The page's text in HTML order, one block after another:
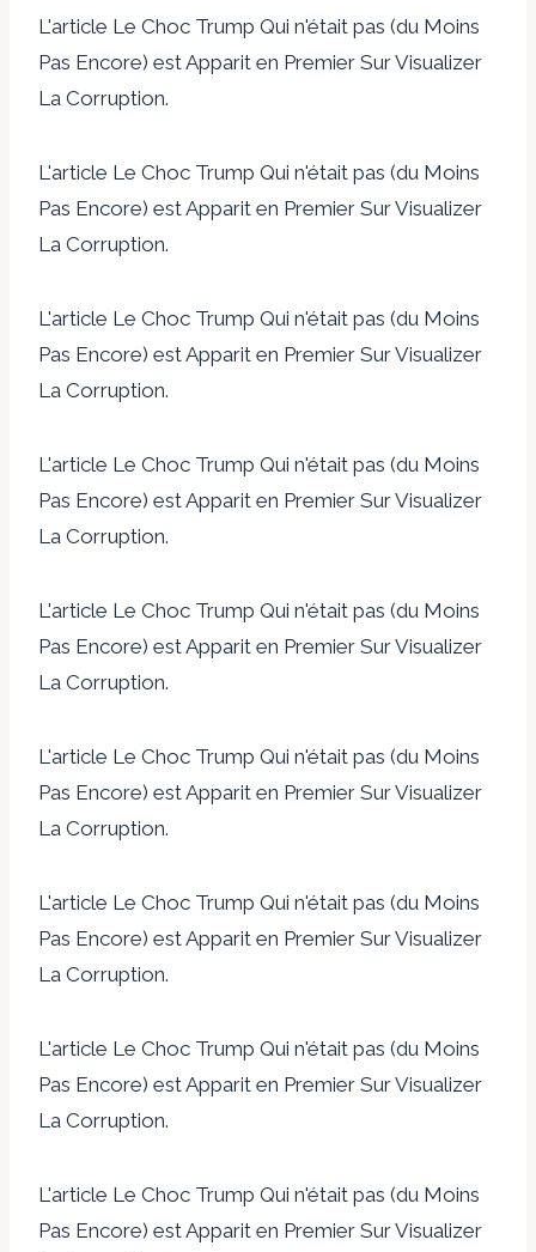
L'article Le Choc Trump Qui n'était pas (du Moins
Pas Encore) est Apparit en Premier Sur Visualizer
La Corruption.
L'article Le Choc Trump Qui n'était pas (du Moins
Pas Encore) est Apparit en Premier Sur Visualizer
La Corruption.
L'article Le Choc Trump Qui n'était pas (du Moins
Pas Encore) est Apparit en Premier Sur Visualizer
La Corruption.
L'article Le Choc Trump Qui n'était pas (du Moins
Pas Encore) est Apparit en Premier Sur Visualizer
La Corruption.
L'article Le Choc Trump Qui n'était pas (du Moins
Pas Encore) est Apparit en Premier Sur Visualizer
La Corruption.
L'article Le Choc Trump Qui n'était pas (du Moins
Pas Encore) est Apparit en Premier Sur Visualizer
La Corruption.
L'article Le Choc Trump Qui n'était pas (du Moins
Pas Encore) est Apparit en Premier Sur Visualizer
La Corruption.
L'article Le Choc Trump Qui n'était pas (du Moins
Pas Encore) est Apparit en Premier Sur Visualizer
La Corruption.
L'article Le Choc Trump Qui n'était pas (du Moins
Pas Encore) est Apparit en Premier Sur Visualizer